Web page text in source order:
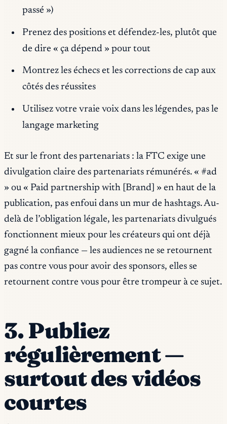
passé »)
Prenez des positions et défendez-les, plutôt que
de dire « ça dépend » pour tout
Montrez les échecs et les corrections de cap aux
côtés des réussites
Utilisez votre vraie voix dans les légendes, pas le
langage marketing
Et sur le front des partenariats : la FTC exige une
divulgation claire des partenariats rémunérés. « #ad
» ou « Paid partnership with [Brand] » en haut de la
publication, pas enfoui dans un mur de hashtags. Au-
delà de l’obligation légale, les partenariats divulgués
fonctionnent mieux pour les créateurs qui ont déjà
gagné la confiance — les audiences ne se retournent
pas contre vous pour avoir des sponsors, elles se
retournent contre vous pour être trompeur à ce sujet.
3. Publiez
régulièrement —
surtout des vidéos
courtes